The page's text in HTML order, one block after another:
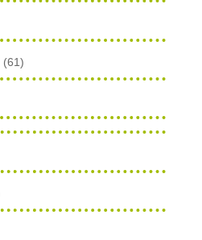
(61)